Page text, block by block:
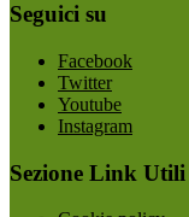
Seguici su
Facebook
Twitter
Youtube
Instagram
Sezione Link Utili